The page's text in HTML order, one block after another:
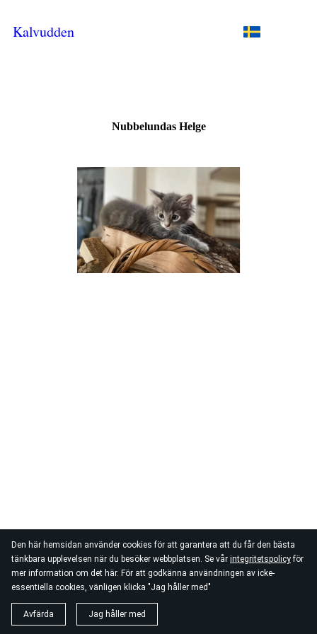
Den här hemsidan använder cookies för att garantera att du får den bästa
tänkbara upplevelsen när du besöker webbplatsen. Se vår integritetspolicyför
mer information om det här. För att godkänna användningen av icke-
essentiella cookies, vänligen klicka "Jag håller med"
Avfärda Jag håller med
Kalvudden
Nubbelundas Helge